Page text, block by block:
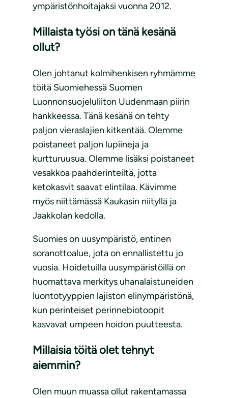
ympäristönhoitajaksi vuonna 2012.
Millaista työsi on tänä kesänä
ollut?
Olen johtanut kolmihenkisen ryhmämme
töitä Suomiehessä Suomen
Luonnonsuojeluliiton Uudenmaan piirin
hankkeessa. Tänä kesänä on tehty
paljon vieraslajien kitkentää. Olemme
poistaneet paljon lupiineja ja
kurtturuusua. Olemme lisäksi poistaneet
vesakkoa paahderinteiltä, jotta
ketokasvit saavat elintilaa. Kävimme
myös niittämässä Kaukasin niityllä ja
Jaakkolan kedolla.
Suomies on uusympäristö, entinen
soranottoalue, jota on ennallistettu jo
vuosia. Hoidetuilla uusympäristöillä on
huomattava merkitys uhanalaistuneiden
luontotyyppien lajiston elinympäristönä,
kun perinteiset perinnebiotoopit
kasvavat umpeen hoidon puutteesta.
Millaisia töitä olet tehnyt
aiemmin?
Olen muun muassa ollut rakentamassa